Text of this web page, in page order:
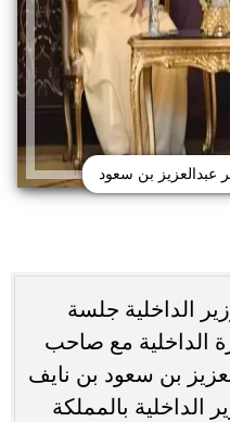
عبدالعزيز بن سعود
الداخلية جلسة
الداخلية مع صاحب
بن سعود بن نايف
الداخلية بالمملكة